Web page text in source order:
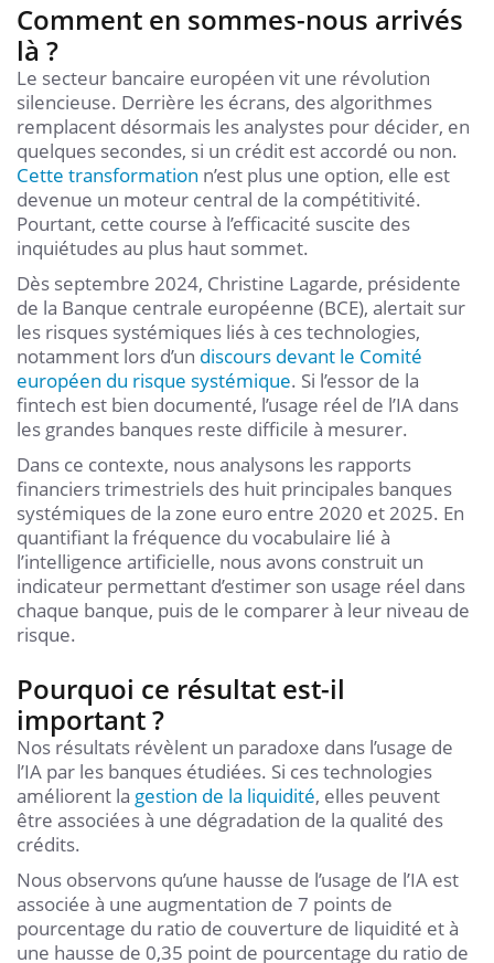
Comment en sommes-nous arrivés
là ?
Le secteur bancaire européen vit une révolution
silencieuse. Derrière les écrans, des algorithmes
remplacent désormais les analystes pour décider, en
quelques secondes, si un crédit est accordé ou non.
Cette transformation n’est plus une option, elle est
devenue un moteur central de la compétitivité.
Pourtant, cette course à l’efficacité suscite des
inquiétudes au plus haut sommet.
Dès septembre 2024, Christine Lagarde, présidente
de la Banque centrale européenne (BCE), alertait sur
les risques systémiques liés à ces technologies,
notamment lors d’un discours devant le Comité
européen du risque systémique. Si l’essor de la
fintech est bien documenté, l’usage réel de l’IA dans
les grandes banques reste difficile à mesurer.
Dans ce contexte, nous analysons les rapports
financiers trimestriels des huit principales banques
systémiques de la zone euro entre 2020 et 2025. En
quantifiant la fréquence du vocabulaire lié à
l’intelligence artificielle, nous avons construit un
indicateur permettant d’estimer son usage réel dans
chaque banque, puis de le comparer à leur niveau de
risque.
Pourquoi ce résultat est-il
important ?
Nos résultats révèlent un paradoxe dans l’usage de
l’IA par les banques étudiées. Si ces technologies
améliorent la gestion de la liquidité, elles peuvent
être associées à une dégradation de la qualité des
crédits.
Nous observons qu’une hausse de l’usage de l’IA est
associée à une augmentation de 7 points de
pourcentage du ratio de couverture de liquidité et à
une hausse de 0,35 point de pourcentage du ratio de